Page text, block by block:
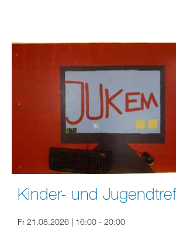
Kinder- und
Fr 21.08.2026 | 16:00 - 20:00